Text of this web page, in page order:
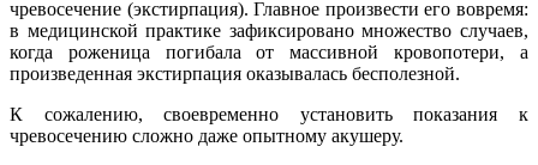
чревосечение (экстирпация). Главное произвести его вовремя:
в медицинской практике зафиксировано множество случаев,
когда роженица погибала от массивной кровопотери, а
произведенная экстирпация оказывалась бесполезной.
К сожалению, своевременно установить показания к
чревосечению сложно даже опытному акушеру.